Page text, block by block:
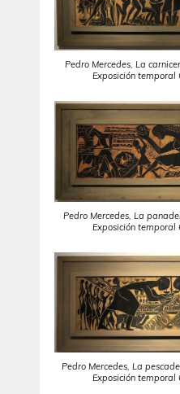
Pedro Mercedes, La
Exposición temporal
Pedro Mercedes, La
Exposición temporal
Pedro Mercedes, La
Exposición temporal